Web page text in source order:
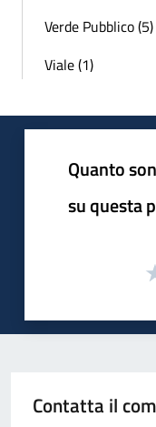
Verde Pubblico (5)
Viale (1)
Quanto
su questa
Contatta il